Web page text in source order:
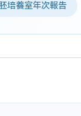
培養室年次報告